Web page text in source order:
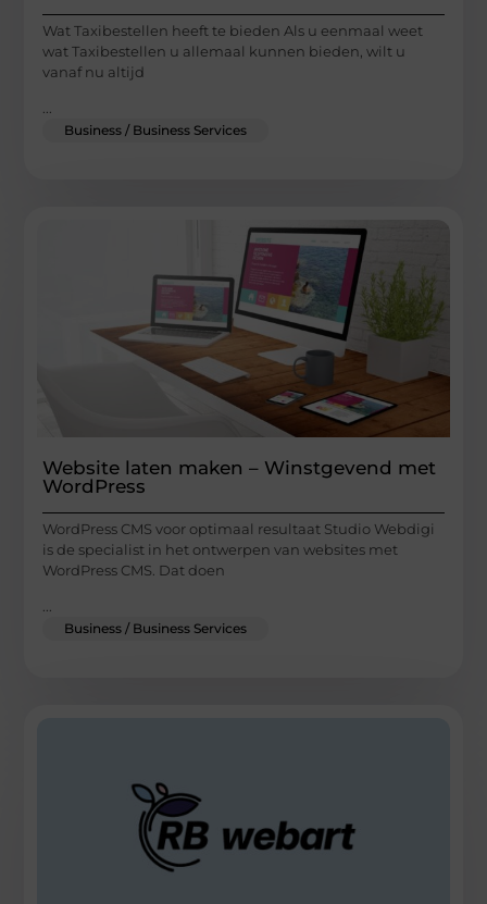
Wat Taxibestellen heeft te bieden Als u eenmaal weet
wat Taxibestellen u allemaal kunnen bieden, wilt u
vanaf nu altijd
Business / Business Services
Website laten maken – Winstgevend met
WordPress
WordPress CMS voor optimaal resultaat Studio Webdigi
is de specialist in het ontwerpen van websites met
WordPress CMS. Dat doen
...
Business / Business Services